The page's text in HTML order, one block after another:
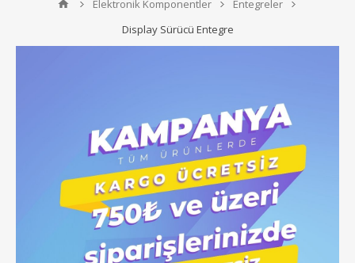
Elektronik Komponentler
Entegreler
Display Sürücü Entegre